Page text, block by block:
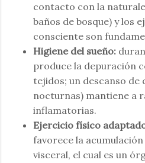
contacto con la
baños de bosque) y los
consciente son
Higiene del sueño:
produce la depuración
tejidos; un descanso de
nocturnas) mantiene a
inflamatorias.
Ejercicio físico
favorece la
visceral, el cual es un